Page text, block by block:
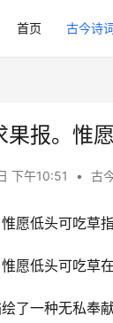
首页 古今诗
果报。惟
下午10:51 • 古
愿低头可吃草
愿低头可吃草
了一种无私